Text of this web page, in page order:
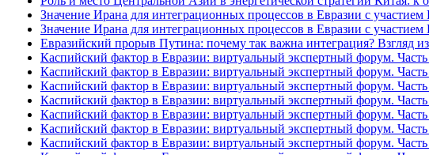
Значение Ирана для интеграционных процессов в Евразии с
Значение Ирана для интеграционных процессов в Евразии с
Евразийский прорыв Путина: почему так важна интеграция? Взгляд
Каспийский фактор в Евразии: виртуальный экспертный форум. Часть
Каспийский фактор в Евразии: виртуальный экспертный форум. Часть
Каспийский фактор в Евразии: виртуальный экспертный форум. Часть
Каспийский фактор в Евразии: виртуальный экспертный форум. Часть
Каспийский фактор в Евразии: виртуальный экспертный форум. Часть
Каспийский фактор в Евразии: виртуальный экспертный форум. Часть
Каспийский фактор в Евразии: виртуальный экспертный форум. Часть